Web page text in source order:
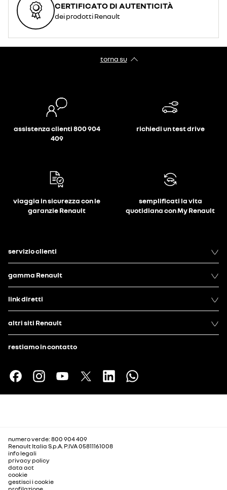
CERTIFICATO DI AUTENTICITÀ
dei prodotti Renault
torna su
assistenza clienti 800 904
409
richiedi un test drive
viaggia in sicurezza con le
garanzie Renault
semplificati la vita
quotidiana con My Renault
servizio clienti
gamma Renault
link diretti
altri siti Renault
restiamo in contatto
numero verde: 800 904 409
Renault Italia S.p.A. P.IVA 05811161008
info legali
privacy policy
data act
cookie
gestisci i cookie